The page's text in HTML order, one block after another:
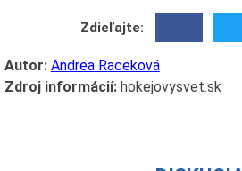
Zdieľajte:
Autor: Andrea Raceková
Zdroj informácií:hokejovysvet.sk